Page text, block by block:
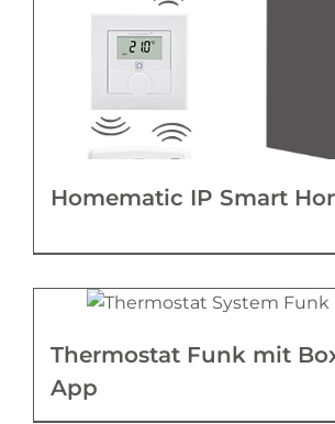
Homematic IP Smart
Thermostat Funk mit
App